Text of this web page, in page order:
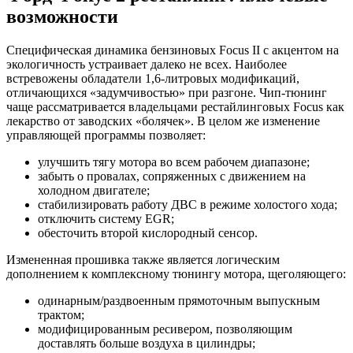
возможности
Специфическая динамика бензиновых Focus II с акцентом на
экологичность устраивает далеко не всех. Наиболее
встревожены обладатели 1,6-литровых модификаций,
отличающихся «задумчивостью» при разгоне. Чип-тюнинг
чаще рассматривается владельцами рестайлинговых Focus как
лекарство от заводских «болячек». В целом же изменение
управляющей программы позволяет:
улучшить тягу мотора во всем рабочем диапазоне;
забыть о провалах, сопряженных с движением на
холодном двигателе;
стабилизировать работу ДВС в режиме холостого хода;
отключить систему EGR;
обесточить второй кислородный сенсор.
Измененная прошивка также является логическим
дополнением к комплексному тюнингу мотора, щеголяющего:
одинарным/раздвоенным прямоточным выпускным
трактом;
модифицированным ресивером, позволяющим
доставлять больше воздуха в цилиндры;